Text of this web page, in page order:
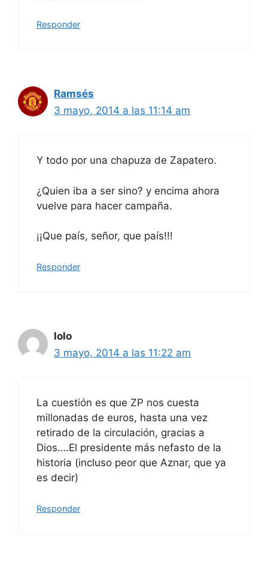
Responder
Ramsés
3 mayo, 2014 a las 11:14 am
Y todo por una chapuza de Zapatero.
¿Quien iba a ser sino? y encima ahora
vuelve para hacer campaña.
¡¡Que país, señor, que país!!!
Responder
lolo
3 mayo, 2014 a las 11:22 am
La cuestión es que ZP nos cuesta
millonadas de euros, hasta una vez
retirado de la circulación, gracias a
Dios….El presidente más nefasto de la
historia (incluso peor que Aznar, que ya
es decir)
Responder